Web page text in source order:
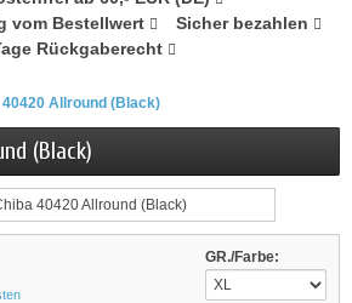
vom Bestellwert
Sicher bezahlen
Rückgaberecht
40420 Allround (Black)
(Black)
GR./Farbe: